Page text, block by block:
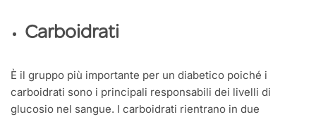
Carboidrati
È il gruppo più importante per un diabetico poiché i
carboidrati sono i principali responsabili dei livelli di
glucosio nel sangue. I carboidrati rientrano in due